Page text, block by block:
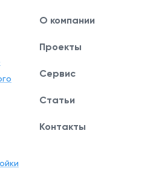
О компании
Проекты
Сервис
Статьи
Контакты